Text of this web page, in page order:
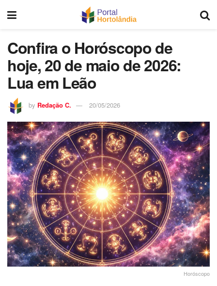
Confira o Horóscopo de
hoje, 20 de maio de 2026:
Lua em Leão
by Redação C. 20/05/2026
Horóscopo